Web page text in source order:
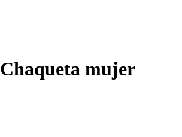
Chaqueta mujer